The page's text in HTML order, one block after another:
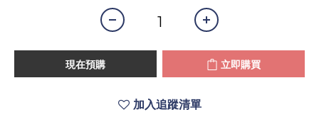
現在預購 立即購買
加入追蹤清單